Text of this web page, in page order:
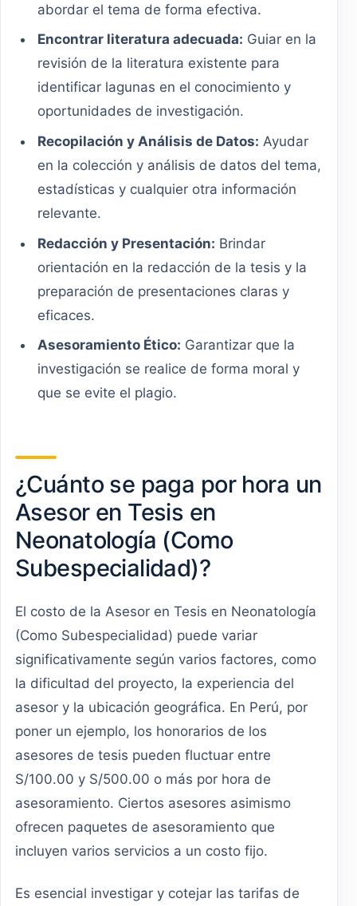
abordar el tema de forma efectiva.
Encontrar literatura adecuada: Guiar en la
revisión de la literatura existente para
identificar lagunas en el conocimiento y
oportunidades de investigación.
Recopilación y Análisis de Datos: Ayudar
en la colección y análisis de datos del tema,
estadísticas y cualquier otra información
relevante.
Redacción y Presentación: Brindar
orientación en la redacción de la tesis y la
preparación de presentaciones claras y
eficaces.
Asesoramiento Ético: Garantizar que la
investigación se realice de forma moral y
que se evite el plagio.
¿Cuánto se paga por hora un
Asesor en Tesis en
Neonatología (Como
Subespecialidad)?
El costo de la Asesor en Tesis en Neonatología
(Como Subespecialidad) puede variar
significativamente según varios factores, como
la dificultad del proyecto, la experiencia del
asesor y la ubicación geográfica. En Perú, por
poner un ejemplo, los honorarios de los
asesores de tesis pueden fluctuar entre
S/100.00 y S/500.00 o más por hora de
asesoramiento. Ciertos asesores asimismo
ofrecen paquetes de asesoramiento que
incluyen varios servicios a un costo fijo.
Es esencial investigar y cotejar las tarifas de